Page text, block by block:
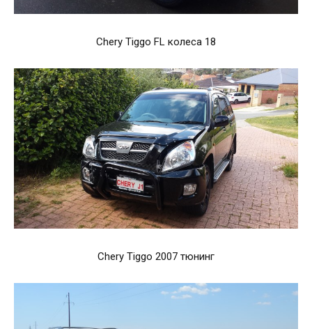
Chery Tiggo FL колеса 18
Chery Tiggo 2007 тюнинг